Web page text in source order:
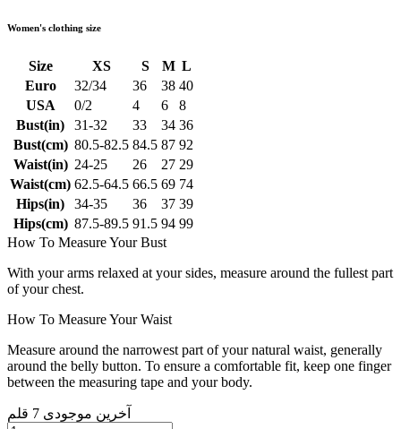
Women's clothing size
Size XS S M L
Euro
32/34 36 38 40
USA
0/2 4 6
8
Bust(in)
31-32 33 34 36
Bust(cm) 80.5-82.5 84.5 87 92
Waist(in) 24-25 26 27 29
Waist(cm) 62.5-64.5 66.5 69 74
Hips(in)
34-35 36 37 39
Hips(cm) 87.5-89.5 91.5 94 99
How To Measure Your Bust
With your arms relaxed at your sides, measure around the fullest part
of your chest.
How To Measure Your Waist
Measure around the narrowest part of your natural waist, generally
around the belly button. To ensure a comfortable fit, keep one finger
between the measuring tape and your body.
آخرین موجودی 7 قلم